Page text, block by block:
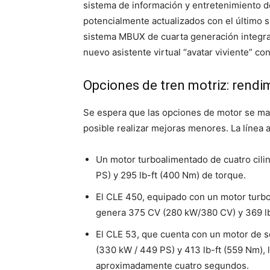
sistema de información y entretenimiento
potencialmente actualizados con el último
sistema MBUX de cuarta generación
nuevo asistente virtual “avatar viviente”
Opciones de tren motriz:
Se espera que las opciones de motor se
posible realizar mejoras menores. La línea
Un motor turboalimentado de cuatro
PS) y 295 lb-ft (400 Nm) de torque.
El CLE 450, equipado con un motor
genera 375 CV (280 kW/380 CV) y 369
El CLE 53, que cuenta con un motor
(330 kW / 449 PS) y 413 lb-ft (559
aproximadamente cuatro segundos.